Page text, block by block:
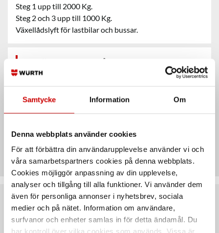
Samtycke Information Om
Denna webbplats använder cookies
För att förbättra din användarupplevelse använder vi och
våra samarbetspartners cookies på denna webbplats.
Cookies möjliggör anpassning av din upplevelse,
analyser och tillgång till alla funktioner. Vi använder dem
även för personliga annonser i nyhetsbrev, sociala
medier och på nätet. Information om användare,
surfvanor och enheter samlas in för detta ändamål. Du
Steg 1 upp till 2000 Kg.
Steg 2 och 3 upp till 1000 Kg.
Växellådslyft för lastbilar och bussar.
Egenskaper
Rekommenderat baserat på vald produkt